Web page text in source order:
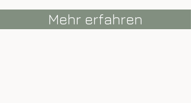
Mehr erfahren